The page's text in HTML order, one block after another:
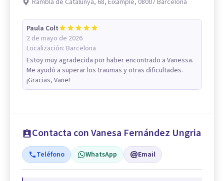
Paula Colt
2 de mayo de 2026
Localización: Barcelona
Estoy muy agradecida por haber encontrado a Vanessa.
Me ayudó a superar los traumas y otras dificultades.
¡Gracias, Vane!
Contacta con Vanesa Fernández Ungria
Teléfono WhatsApp Email